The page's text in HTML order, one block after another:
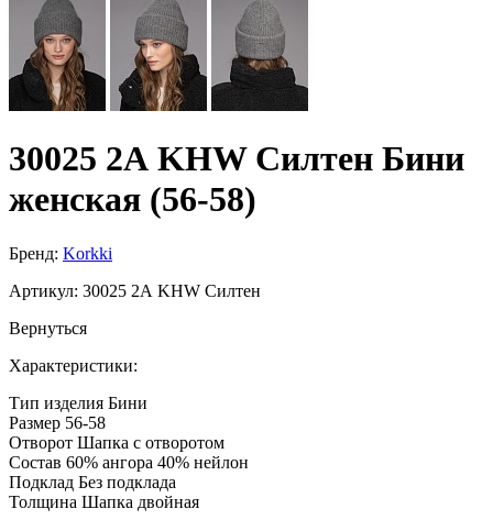
30025 2А KHW Силтен Бини
женская (56-58)
Бренд: Korkki
Артикул: 30025 2А KHW Силтен
Вернуться
Характеристики:
Тип изделия Бини
Размер 56-58
Отворот Шапка с отворотом
Состав 60% ангора 40% нейлон
Подклад Без подклада
Толщина Шапка двойная